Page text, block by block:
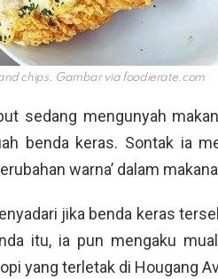
chips. Gambar viafoodierate.com
sedang mengunyah
benda keras. Sontak ia
warna’ dalam
jika benda keras
itu, ia pun mengaku
yang terletak di Hougang